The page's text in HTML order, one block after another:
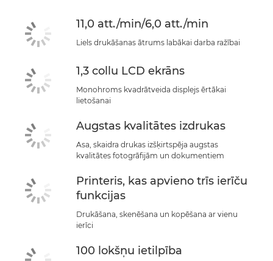
11,0 att./min/6,0 att./min
Liels drukāšanas ātrums labākai darba ražībai
1,3 collu LCD ekrāns
Monohroms kvadrātveida displejs ērtākai
lietošanai
Augstas kvalitātes izdrukas
Asa, skaidra drukas izšķirtspēja augstas
kvalitātes fotogrāfijām un dokumentiem
Printeris, kas apvieno trīs ierīču
funkcijas
Drukāšana, skenēšana un kopēšana ar vienu
ierīci
100 lokšņu ietilpība